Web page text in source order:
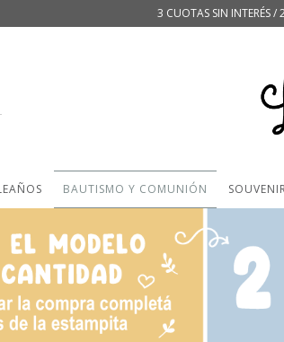
3 CUOTAS SIN INTERÉS /
BAUTISMO Y COMUNIÓN